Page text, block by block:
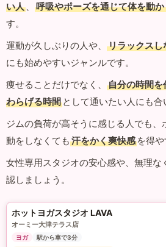
い人 、 呼吸やポーズを通じて体を動
す。
運動が久しぶりの人や、
リラックス
にも始めやすいジャンルです。
痩せることだけでなく、
自分の時間を
わらげる時間 として通いたい人にも合
ジムの負荷が高そうに感じる人でも、
動をしなくても 汗をかく爽快感 を得
女性専用スタジオの安心感や、無理な
認しましょう。
ホットヨガスタジオ LAVA
オーミー大津テラス店
ヨガ
駅から車で3分